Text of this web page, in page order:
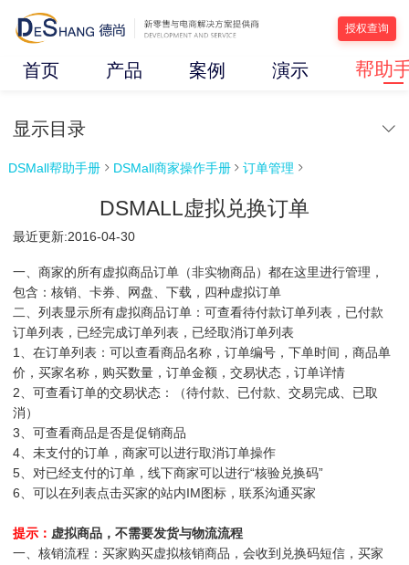
授权查询
首页 产品 案例 演示 帮助
显示目录
DSMall帮助手册  DSMall商家操作手册  订单管理 
DSMALL虚拟兑换订单
最近更新:2016-04-30
一、商家的所有虚拟商品订单（非实物商品）都在这里进行管理，
包含：核销、卡券、网盘、下载，四种虚拟订单
二、列表显示所有虚拟商品订单：可查看待付款订单列表，已付款
订单列表，已经完成订单列表，已经取消订单列表
1、在订单列表：可以查看商品名称，订单编号，下单时间，商品单
价，买家名称，购买数量，订单金额，交易状态，订单详情
2、可查看订单的交易状态：（待付款、已付款、交易完成、已取
消）
3、可查看商品是否是促销商品
4、未支付的订单，商家可以进行取消订单操作
5、对已经支付的订单，线下商家可以进行“核验兑换码”
6、可以在列表点击买家的站内IM图标，联系沟通买家
提示： 虚拟商品，不需要发货与物流流程
一、核销流程：买家购买虚拟核销商品，会收到兑换码短信，买家